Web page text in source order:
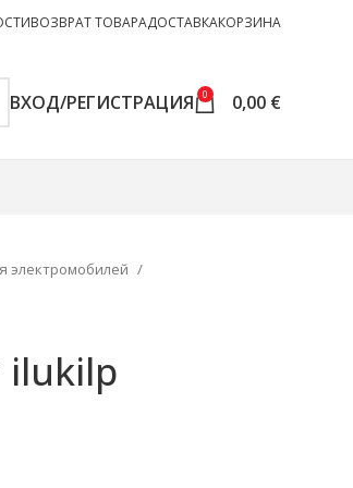
ВОЗВРАТ ТОВАРАДОСТАВКАКОРЗИНА
ВХОД/РЕГИСТРАЦИЯ 0 0,00 €
электромобилей
ilukilp